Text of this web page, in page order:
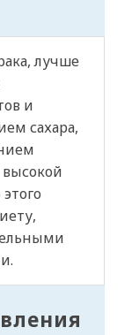
лучше
и
сахара,
высокой